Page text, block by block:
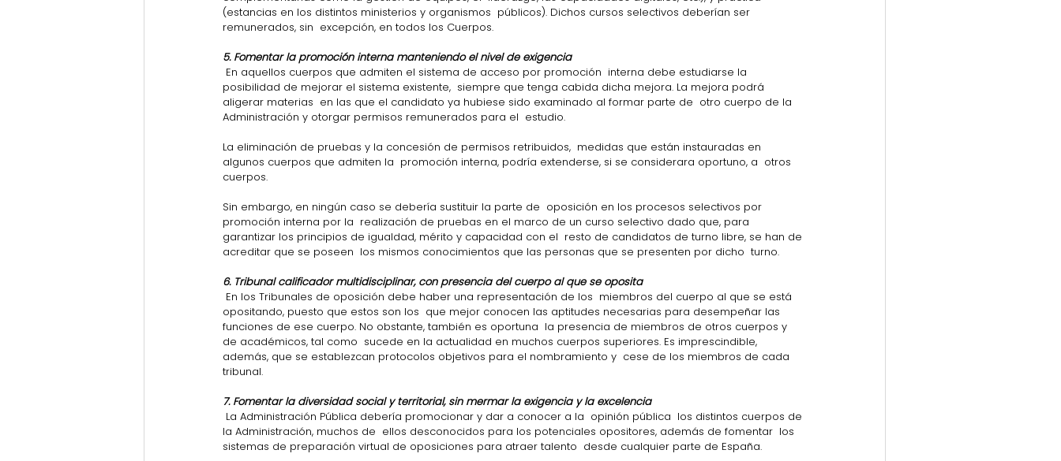
(estancias en los distintos ministerios y organismos  públicos). Dichos cursos selectivos deberían ser
remunerados, sin  excepción, en todos los Cuerpos.
5. Fomentar la promoción interna manteniendo el nivel de exigencia
posibilidad de mejorar el sistema existente,  siempre que tenga cabida dicha mejora. La mejora podrá
aligerar materias  en las que el candidato ya hubiese sido examinado al formar parte de  otro cuerpo de la
Administración y otorgar permisos remunerados para el  estudio.
La eliminación de pruebas y la concesión de permisos retribuidos,  medidas que están instauradas en
algunos cuerpos que admiten la  promoción interna, podría extenderse, si se considerara oportuno, a  otros
cuerpos.
Sin embargo, en ningún caso se debería sustituir la parte de  oposición en los procesos selectivos por
promoción interna por la  realización de pruebas en el marco de un curso selectivo dado que, para
garantizar los principios de igualdad, mérito y capacidad con el  resto de candidatos de turno libre, se han de
acreditar que se poseen  los mismos conocimientos que las personas que se presenten por dicho  turno.
6. Tribunal calificador multidisciplinar, con presencia del cuerpo al que se oposita
opositando, puesto que estos son los  que mejor conocen las aptitudes necesarias para desempeñar las
funciones de ese cuerpo. No obstante, también es oportuna  la presencia de miembros de otros cuerpos y
de académicos, tal como  sucede en la actualidad en muchos cuerpos superiores. Es imprescindible,
además, que se establezcan protocolos objetivos para el nombramiento y  cese de los miembros de cada
tribunal.
7. Fomentar la diversidad social y territorial, sin mermar la exigencia y la excelencia
la Administración, muchos de  ellos desconocidos para los potenciales opositores, además de fomentar  los
sistemas de preparación virtual de oposiciones para atraer talento  desde cualquier parte de España.